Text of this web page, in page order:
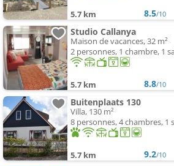
5.7 km 8.5/10
Studio Callanya
Maison de vacances, 32 m²
2 personnes, 1 chambre, 1
5.7 km 8.8/10
Buitenplaats 130
Villa, 130 m²
8 personnes, 4 chambres, 1
5.7 km 9.2/10